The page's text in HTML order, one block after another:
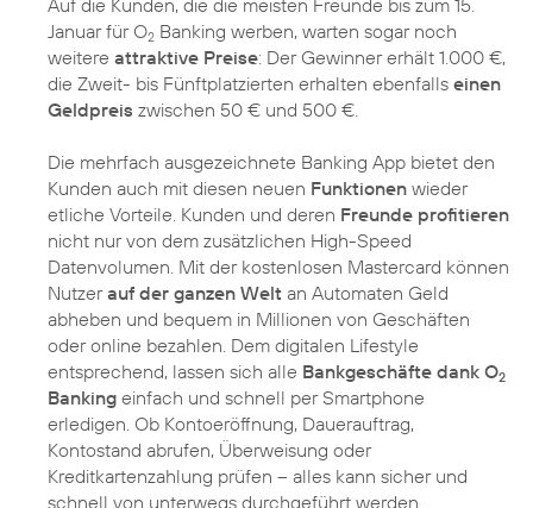
Auf die Kunden, die die meisten Freunde bis zum 15.
Januar für O2 Banking werben, warten sogar noch
weitere attraktive Preise: Der Gewinner erhält 1.000 €,
die Zweit- bis Fünftplatzierten erhalten ebenfalls einen
Geldpreis zwischen 50 € und 500 €.
Die mehrfach ausgezeichnete Banking App bietet den
Kunden auch mit diesen neuen Funktionen wieder
etliche Vorteile. Kunden und deren Freunde profitieren
nicht nur von dem zusätzlichen High-Speed
Datenvolumen. Mit der kostenlosen Mastercard können
Nutzerauf der ganzen Welt an Automaten Geld
abheben und bequem in Millionen von Geschäften
oder online bezahlen. Dem digitalen Lifestyle
entsprechend, lassen sich alle Bankgeschäfte dank O2
Banking einfach und schnell per Smartphone
erledigen. Ob Kontoeröffnung, Dauerauftrag,
Kontostand abrufen, Überweisung oder
Kreditkartenzahlung prüfen – alles kann sicher und
schnell von unterwegs durchgeführt werden.